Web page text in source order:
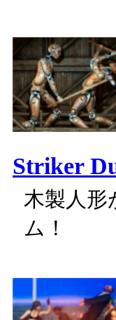
Striker
木製人形
ム！